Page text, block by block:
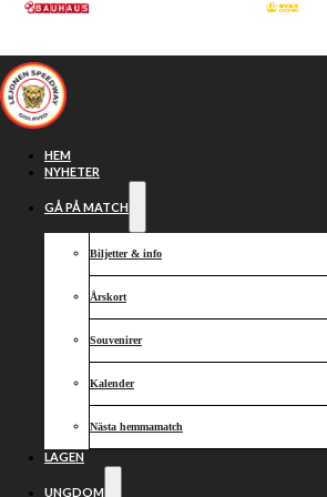
Hoppa till huvudinnehåll
HEM
NYHETER
GÅ PÅ MATCH
Biljetter & info
Årskort
Souvenirer
Kalender
Nästa hemmamatch
LAGEN
UNGDOM
Rohan